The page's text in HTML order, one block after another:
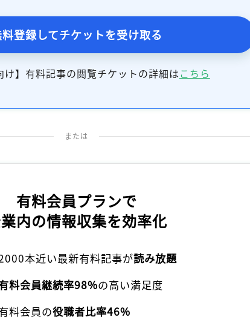
登録してチケットを受け取る
け】有料記事の閲覧チケットの詳細はこちら
または
有料会員プランで
内の情報収集を効率化
本近い最新有料記事が読み放題
料会員継続率98%の高い満足度
料会員の役職者比率46%
ログイン